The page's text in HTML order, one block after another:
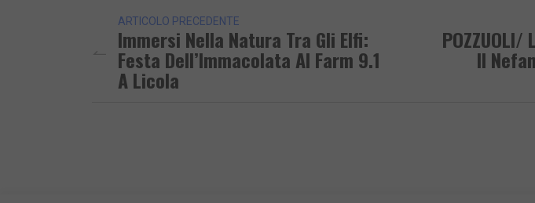
ARTICOLO PRECEDENTE
Immersi Nella Natura Tra Gli Elfi:
Festa Dell’Immacolata Al Farm 9.1
A Licola
Il